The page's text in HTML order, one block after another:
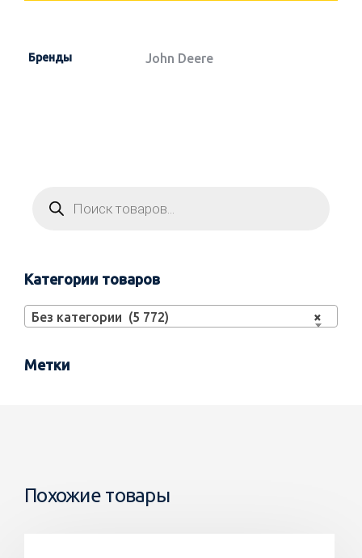
Бренды John Deere
Категории товаров
×
Без категории (5 772)
Метки
Похожие товары